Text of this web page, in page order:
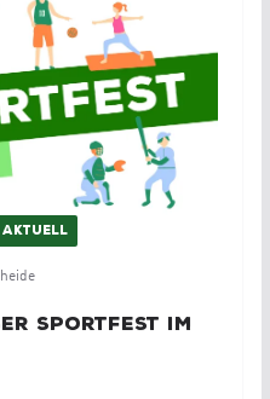
Sportfest im